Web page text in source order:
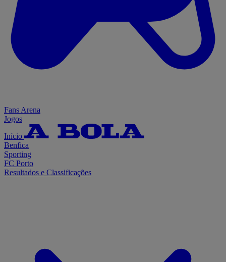
Fans Arena
Jogos
Início
Benfica
Sporting
FC Porto
Resultados e Classificações